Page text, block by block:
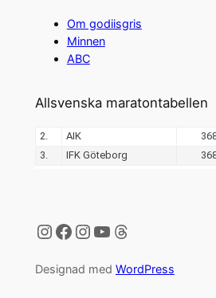
Om godiisgris
Minnen
ABC
Allsvenska maratontabellen
Instagram
Facebook
Instagram
YouTube
Threads
Designad med WordPress